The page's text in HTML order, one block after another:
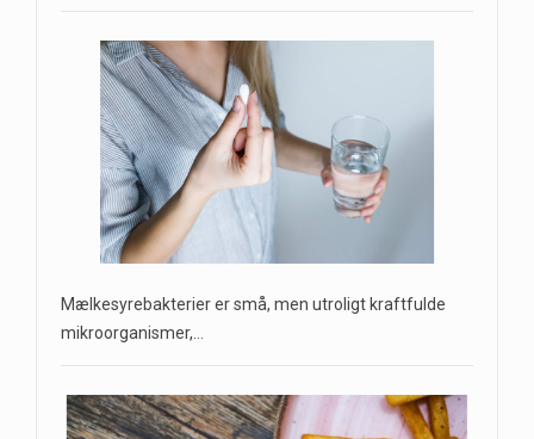
Mælkesyrebakterier er små, men utroligt kraftfulde
mikroorganismer,…